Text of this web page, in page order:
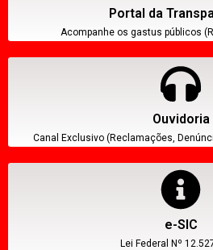
Portal da
Acompanhe os gastus públicos
Ouvidoria
Canal Exclusivo (Reclamações,
e-SIC
Lei Federal Nº